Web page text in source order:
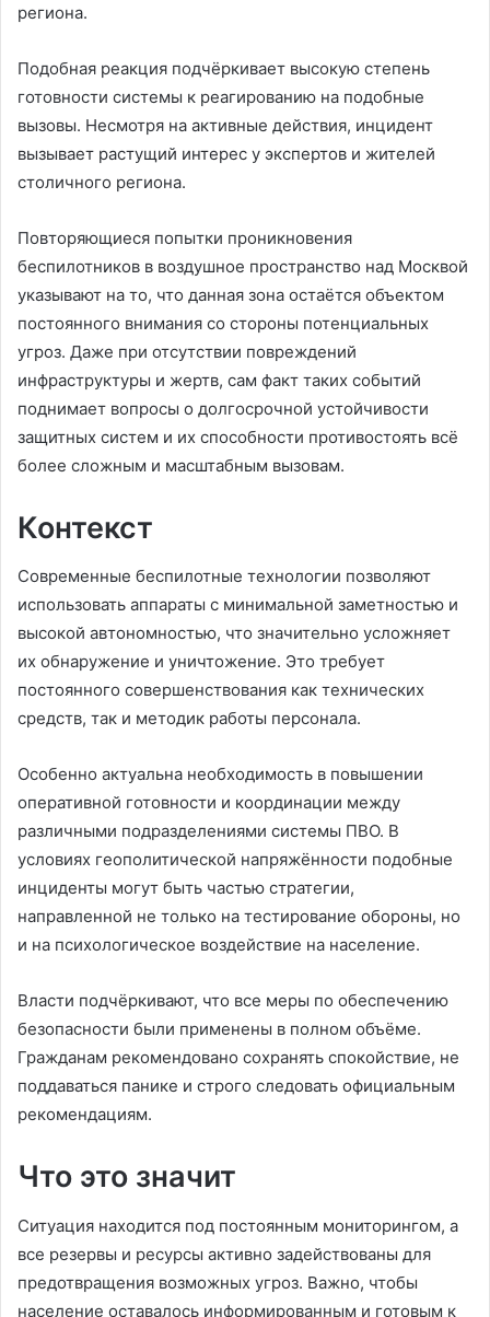
региона.
Подобная реакция подчёркивает высокую степень
готовности системы к реагированию на подобные
вызовы. Несмотря на активные действия, инцидент
вызывает растущий интерес у экспертов и жителей
столичного региона.
Повторяющиеся попытки проникновения
беспилотников в воздушное пространство над Москвой
указывают на то, что данная зона остаётся объектом
постоянного внимания со стороны потенциальных
угроз. Даже при отсутствии повреждений
инфраструктуры и жертв, сам факт таких событий
поднимает вопросы о долгосрочной устойчивости
защитных систем и их способности противостоять всё
более сложным и масштабным вызовам.
Контекст
Современные беспилотные технологии позволяют
использовать аппараты с минимальной заметностью и
высокой автономностью, что значительно усложняет
их обнаружение и уничтожение. Это требует
постоянного совершенствования как технических
средств, так и методик работы персонала.
Особенно актуальна необходимость в повышении
оперативной готовности и координации между
различными подразделениями системы ПВО. В
условиях геополитической напряжённости подобные
инциденты могут быть частью стратегии,
направленной не только на тестирование обороны, но
и на психологическое воздействие на население.
Власти подчёркивают, что все меры по обеспечению
безопасности были применены в полном объёме.
Гражданам рекомендовано сохранять спокойствие, не
поддаваться панике и строго следовать официальным
рекомендациям.
Что это значит
Ситуация находится под постоянным мониторингом, а
все резервы и ресурсы активно задействованы для
предотвращения возможных угроз. Важно, чтобы
население оставалось информированным и готовым к